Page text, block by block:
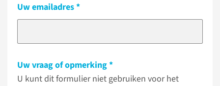
Uw emailadres
Uw vraag of opmerking
U kunt dit formulier niet gebruiken voor het